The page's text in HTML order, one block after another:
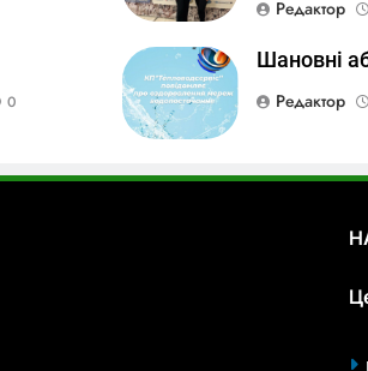
Редактор
0
Шановні
Редактор